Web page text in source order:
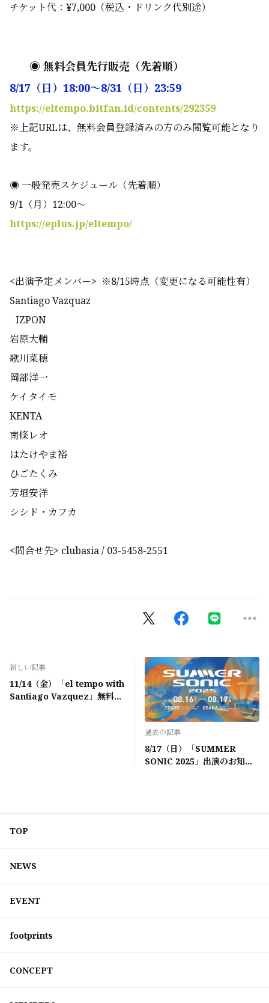
チケット代：¥7,000（税込・ドリンク代別途）
◉ 無料会員先行販売（先着順）
8/17（日）18:00〜8/31（日）23:59
https://eltempo.bitfan.id/contents/292359
※上記URLは、無料会員登録済みの方のみ閲覧可能となり
ます。
◉ 一般発売スケジュール（先着順）
9/1（月）12:00〜
https://eplus.jp/eltempo/
<出演予定メンバー> ※8/15時点（変更になる可能性有）
Santiago Vazquaz
IZPON
岩原大輔
歌川菜穂
岡部洋一
ケイタイモ
KENTA
南條レオ
はたけやま裕
ひごたくみ
芳垣安洋
シシド・カフカ
<問合せ先> clubasia / 03-5458-2551
新しい記事
11/14（金）「el tempo with
Santiago Vazquez」無料登
過去の記事
8/17（日）「SUMMER
SONIC 2025」出演のお知ら
TOP
NEWS
EVENT
footprints
CONCEPT